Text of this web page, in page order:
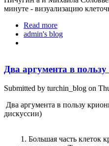
минуте - визуализацию
Read more
2000 г.
admin's blog
Два аргумента в
Submitted by turchin_blog on
Два аргумента в пользу
дискуссии)
1. Большая часть клеток